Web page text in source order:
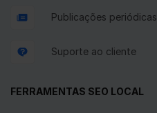
Publicações periódicas
Suporte ao cliente
FERRAMENTAS SEO LOCAL